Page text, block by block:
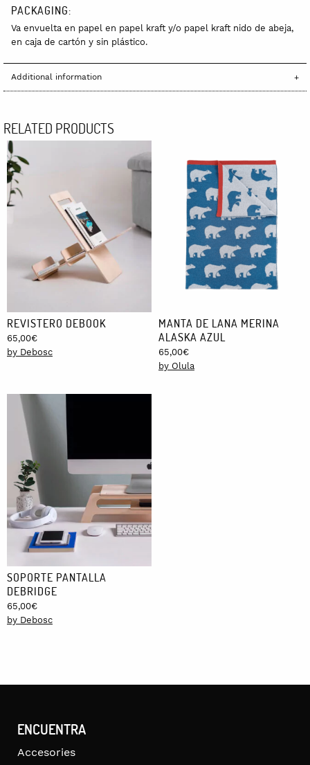
PACKAGING:
Va envuelta en papel en papel kraft y/o papel kraft nido de abeja,
en caja de cartón y sin plástico.
Additional information
RELATED PRODUCTS
REVISTERO DEBOOK
65,00€
by Debosc
MANTA DE LANA MERINA
ALASKA AZUL
65,00€
by Olula
SOPORTE PANTALLA
DEBRIDGE
65,00€
by Debosc
ENCUENTRA
Accesories